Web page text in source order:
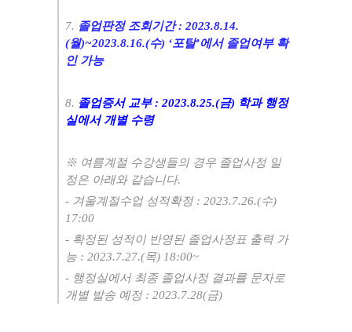
7. 졸업판정 조회기간: 2023.8.14.
(월)~2023.8.16.(수) ‘포탈’에서 졸업여부 확
인 가능
8. 졸업증서 교부: 2023.8.25.(금) 학과 행정
실에서 개별 수령
※ 여름계절 수강생들의 경우 졸업사정 일
정은 아래와 같습니다.
- 겨울계절수업 성적확정 : 2023.7.26.(수)
17:00
- 확정된 성적이 반영된 졸업사정표 출력 가
능 : 2023.7.27.(목) 18:00~
- 행정실에서 최종 졸업사정 결과를 문자로
개별 발송 예정 : 2023.7.28(금)